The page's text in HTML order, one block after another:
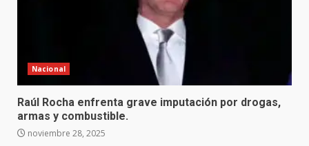
Nacional
Raúl Rocha enfrenta grave imputación por drogas,
armas y combustible.
noviembre 28, 2025